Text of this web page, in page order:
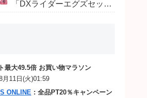
「DXライダーエグズセッ
最大49.5倍 お買い物マラソン
月11日(火)01:59
ONLINE ：全品PT20％キャンペーン